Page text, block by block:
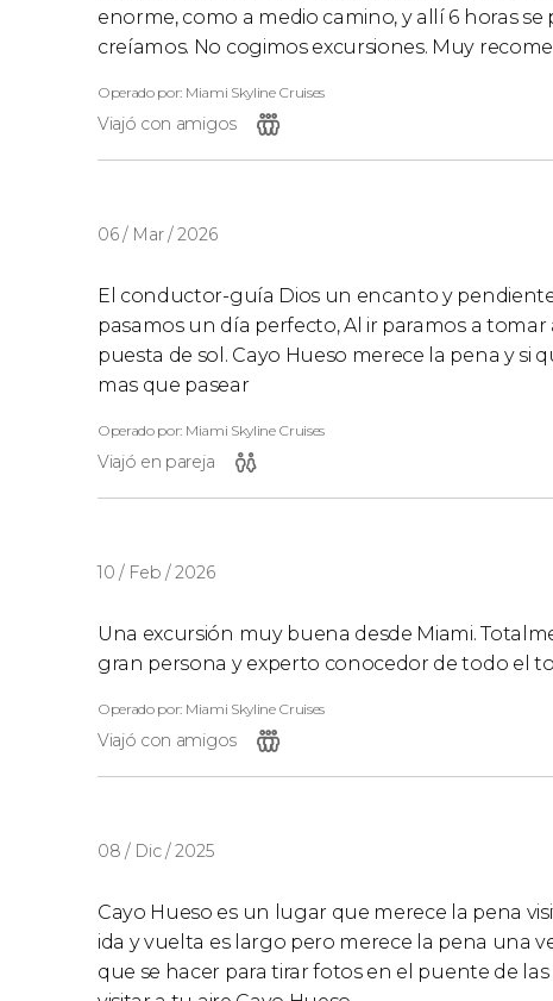
enorme, como a medio camino, y allí 6 horas
creíamos. No cogimos excursiones. Muy
Operado por: Miami Skyline Cruises
Viajó con amigos
06 / Mar / 2026
El conductor-guía Dios un encanto y
pasamos un día perfecto, Al ir paramos a
puesta de sol. Cayo Hueso merece la pena y
mas que pasear
Operado por: Miami Skyline Cruises
Viajó en pareja
10 / Feb / 2026
Una excursión muy buena desde Miami.
gran persona y experto conocedor de todo el
Operado por: Miami Skyline Cruises
Viajó con amigos
08 / Dic / 2025
Cayo Hueso es un lugar que merece la pena
ida y vuelta es largo pero merece la pena una
que se hacer para tirar fotos en el puente de